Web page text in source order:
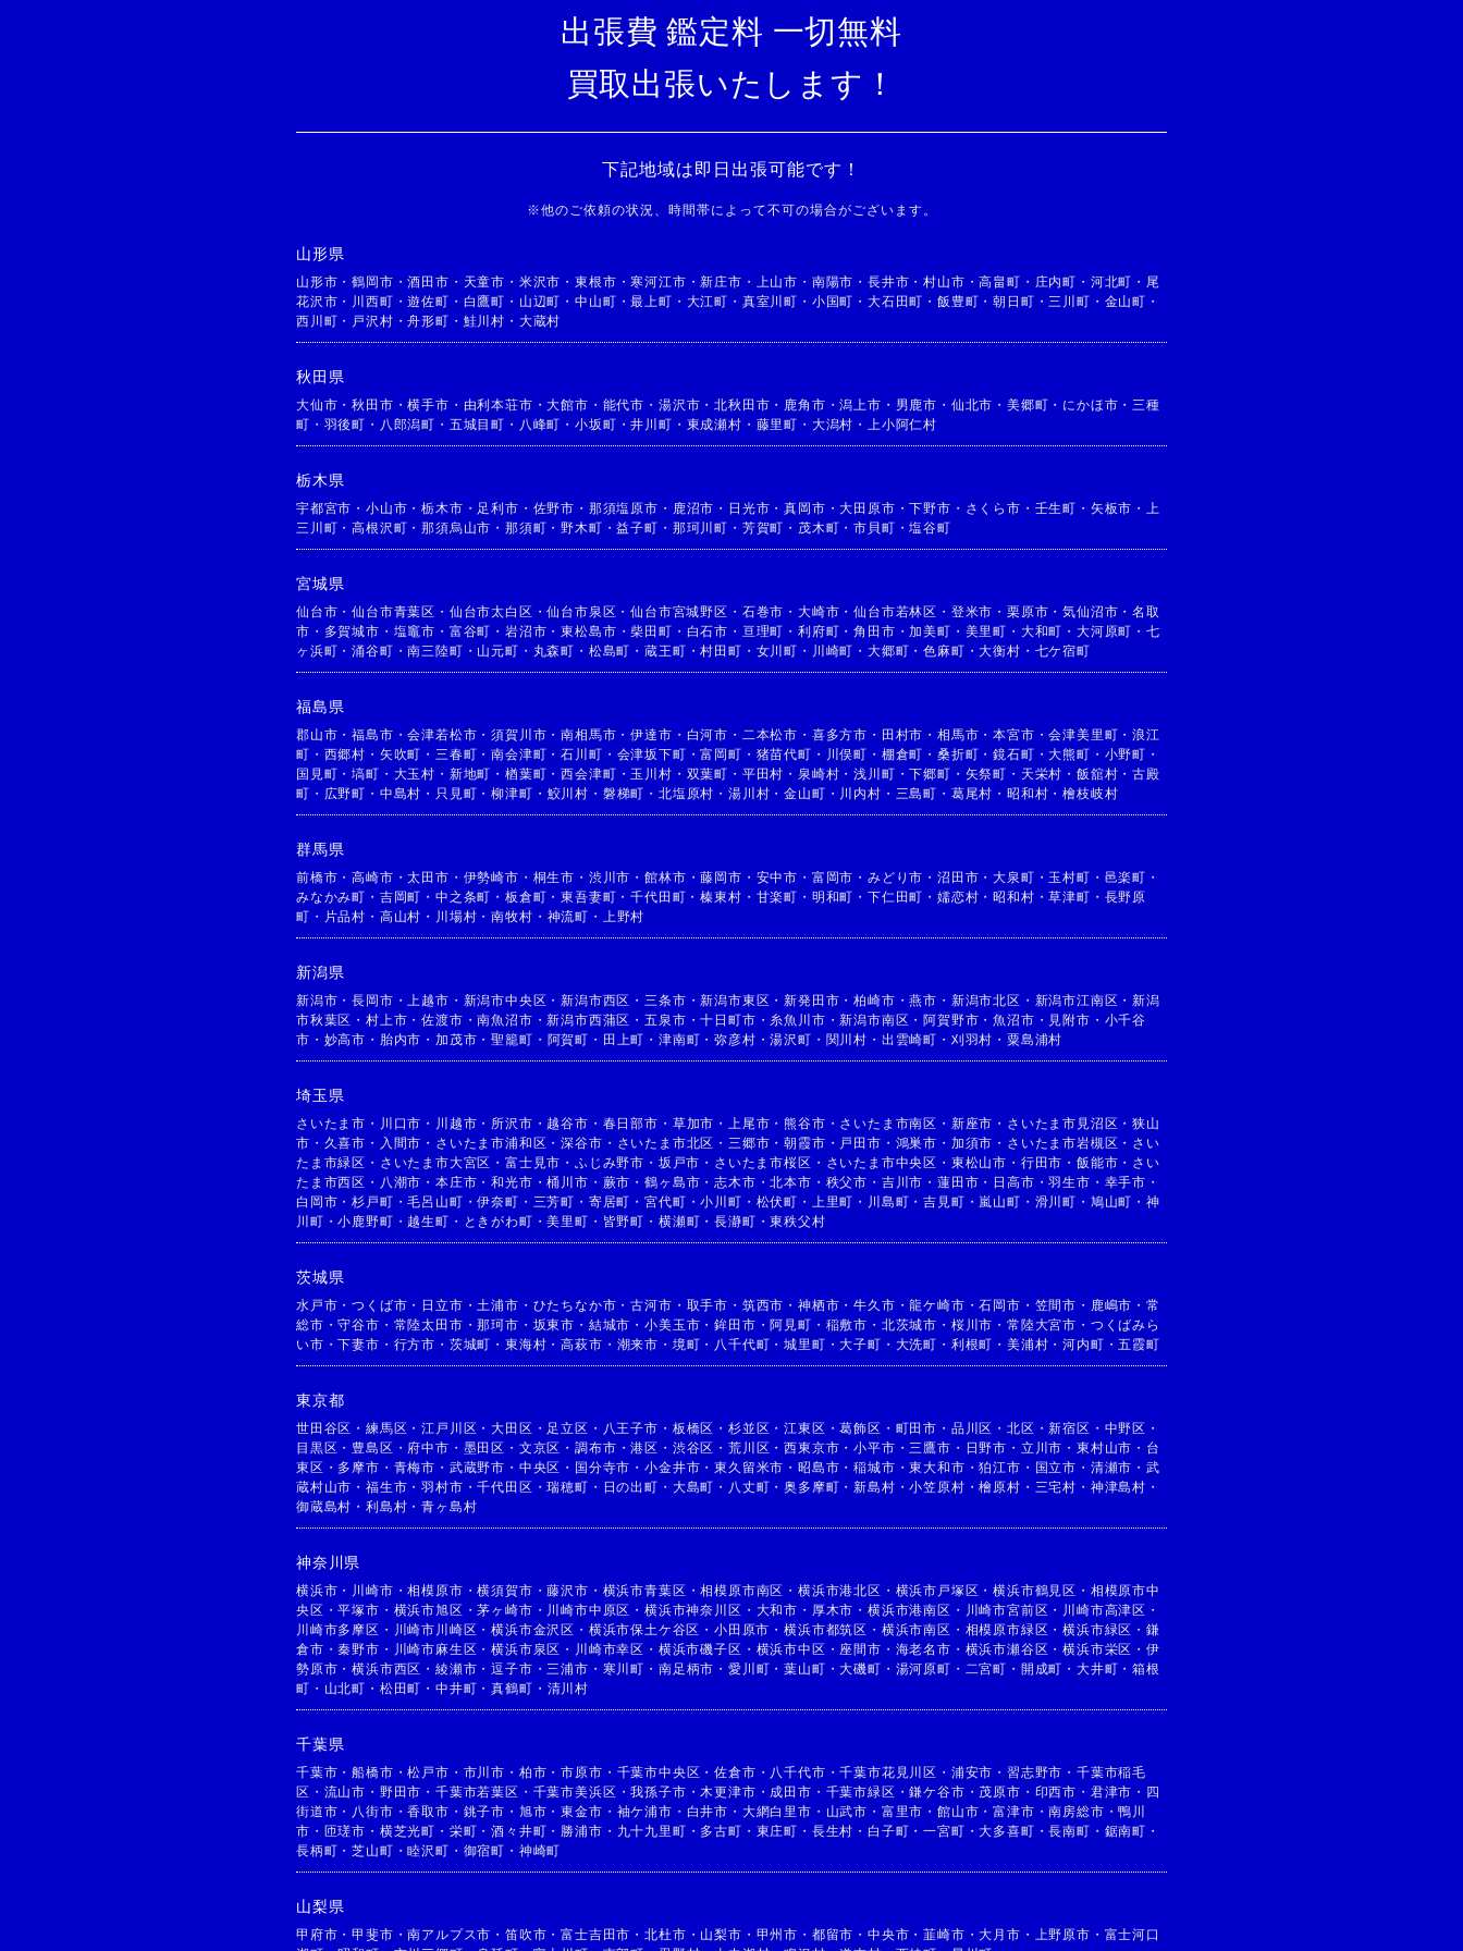
出張費 鑑定料 一切無料
買取出張いたします！
下記地域は即日出張可能です！
※他のご依頼の状況、時間帯によって不可の場合がございます。
山形県
山形市 ・鶴岡市 ・酒田市 ・ 天童市 ・ 米沢市 ・東根市 ・寒河江市 ・新庄市 ・ 上山市 ・ 南陽市 ・ 長井市 ・村山市 ・高畠町 ・ 庄内町 ・ 河北町 ・ 尾
花沢市 ・ 川西町 ・遊佐町 ・ 白鷹町 ・ 山辺町 ・中山町 ・最上町 ・ 大江町 ・ 真室川町 ・ 小国町 ・ 大石田町 ・ 飯豊町 ・朝日町 ・三川町 ・ 金山町 ・
西川町 ・ 戸沢村 ・舟形町 ・ 鮭川村 ・ 大蔵村
秋田県
大仙市 ・秋田市 ・横手市 ・ 由利本荘市 ・大館市 ・ 能代市 ・ 湯沢市 ・北秋田市 ・ 鹿角市 ・潟上市 ・ 男鹿市 ・ 仙北市 ・美郷町 ・ にかほ市 ・三種
町 ・ 羽後町 ・ 八郎潟町 ・ 五城目町 ・ 八峰町 ・小坂町 ・井川町 ・ 東成瀬村 ・ 藤里町 ・ 大潟村 ・ 上小阿仁村
栃木県
宇都宮市 ・小山市 ・栃木市 ・ 足利市 ・ 佐野市 ・ 那須塩原市 ・ 鹿沼市 ・ 日光市 ・真岡市 ・大田原市 ・下野市 ・ さくら市 ・ 壬生町 ・ 矢板市 ・上
三川町 ・高根沢町 ・那須烏山市 ・那須町 ・野木町 ・益子町 ・ 那珂川町 ・ 芳賀町 ・ 茂木町 ・市貝町 ・塩谷町
宮城県
仙台市 ・仙台市青葉区 ・ 仙台市太白区 ・仙台市泉区 ・仙台市宮城野区 ・ 石巻市 ・ 大崎市 ・仙台市若林区 ・ 登米市 ・ 栗原市 ・気仙沼市 ・名取
市 ・ 多賀城市 ・ 塩竈市 ・ 富谷町 ・岩沼市 ・東松島市 ・柴田町 ・ 白石市 ・ 亘理町 ・ 利府町 ・角田市 ・加美町 ・ 美里町 ・ 大和町 ・大河原町 ・七
ヶ浜町 ・涌谷町 ・南三陸町 ・ 山元町 ・ 丸森町 ・ 松島町 ・蔵王町 ・村田町 ・ 女川町 ・ 川崎町 ・ 大郷町 ・色麻町 ・大衡村 ・ 七ケ宿町
福島県
郡山市 ・福島市 ・会津若松市 ・須賀川市 ・南相馬市 ・伊達市 ・ 白河市 ・ 二本松市 ・ 喜多方市 ・ 田村市 ・ 相馬市 ・本宮市 ・会津美里町 ・浪江
町 ・ 西郷村 ・ 矢吹町 ・三春町 ・南会津町 ・石川町 ・ 会津坂下町 ・富岡町 ・ 猪苗代町 ・ 川俣町 ・ 棚倉町 ・ 桑折町 ・鏡石町 ・大熊町 ・ 小野町 ・
国見町 ・塙町 ・ 大玉村 ・ 新地町 ・楢葉町 ・西会津町 ・ 玉川村 ・ 双葉町 ・ 平田村 ・ 泉崎村 ・浅川町 ・下郷町 ・ 矢祭町 ・ 天栄村 ・飯舘村 ・古殿
町 ・ 広野町 ・ 中島村 ・ 只見町 ・柳津町 ・ 鮫川村 ・ 磐梯町 ・ 北塩原村 ・ 湯川村 ・金山町 ・ 川内村 ・ 三島町 ・ 葛尾村 ・ 昭和村 ・檜枝岐村
群馬県
前橋市 ・高崎市 ・太田市 ・ 伊勢崎市 ・ 桐生市 ・ 渋川市 ・館林市 ・藤岡市 ・ 安中市 ・ 富岡市 ・ みどり市 ・ 沼田市 ・大泉町 ・ 玉村町 ・ 邑楽町 ・
みなかみ町 ・ 吉岡町 ・中之条町 ・板倉町 ・東吾妻町 ・千代田町 ・榛東村 ・ 甘楽町 ・ 明和町 ・ 下仁田町 ・ 嬬恋村 ・ 昭和村 ・草津町 ・ 長野原
町 ・ 片品村 ・ 高山村 ・ 川場村 ・南牧村 ・ 神流町 ・ 上野村
新潟県
新潟市 ・長岡市 ・上越市 ・ 新潟市中央区 ・新潟市西区 ・三条市 ・新潟市東区 ・新発田市 ・柏崎市 ・燕市 ・ 新潟市北区 ・ 新潟市江南区 ・新潟
市秋葉区 ・村上市 ・佐渡市 ・南魚沼市 ・新潟市西蒲区 ・五泉市 ・十日町市 ・ 糸魚川市 ・新潟市南区 ・ 阿賀野市 ・魚沼市 ・ 見附市 ・ 小千谷
市 ・ 妙高市 ・ 胎内市 ・加茂市 ・聖籠町 ・ 阿賀町 ・ 田上町 ・ 津南町 ・弥彦村 ・湯沢町 ・ 関川村 ・ 出雲崎町 ・ 刈羽村 ・粟島浦村
埼玉県
さいたま市 ・ 川口市 ・ 川越市 ・ 所沢市 ・ 越谷市 ・ 春日部市 ・ 草加市 ・ 上尾市 ・熊谷市 ・ さいたま市南区 ・ 新座市 ・ さいたま市見沼区 ・狭山
市 ・ 久喜市 ・ 入間市 ・ さいたま市浦和区 ・深谷市 ・ さいたま市北区 ・ 三郷市 ・朝霞市 ・ 戸田市 ・ 鴻巣市 ・ 加須市 ・ さいたま市岩槻区 ・ さい
たま市緑区 ・ さいたま市大宮区 ・富士見市 ・ふじみ野市 ・ 坂戸市 ・ さいたま市桜区 ・ さいたま市中央区 ・ 東松山市 ・ 行田市 ・ 飯能市 ・ さい
たま市西区 ・ 八潮市 ・本庄市 ・和光市 ・桶川市 ・ 蕨市 ・鶴ヶ島市 ・志木市 ・北本市 ・ 秩父市 ・ 吉川市 ・ 蓮田市 ・ 日高市 ・羽生市 ・ 幸手市 ・
白岡市 ・杉戸町 ・毛呂山町 ・伊奈町 ・ 三芳町 ・ 寄居町 ・宮代町 ・小川町 ・ 松伏町 ・ 上里町 ・ 川島町 ・吉見町 ・ 嵐山町 ・ 滑川町 ・ 鳩山町 ・神
川町 ・小鹿野町 ・ 越生町 ・ ときがわ町 ・美里町 ・ 皆野町 ・ 横瀬町 ・長瀞町 ・東秩父村
茨城県
水戸市 ・つくば市 ・ 日立市 ・土浦市 ・ ひたちなか市 ・古河市 ・ 取手市 ・ 筑西市 ・ 神栖市 ・牛久市 ・龍ケ崎市 ・石岡市 ・ 笠間市 ・ 鹿嶋市 ・常
総市 ・守谷市 ・ 常陸太田市 ・那珂市 ・ 坂東市 ・ 結城市 ・小美玉市 ・鉾田市 ・ 阿見町 ・ 稲敷市 ・ 北茨城市 ・ 桜川市 ・常陸大宮市 ・ つくばみら
い市 ・下妻市 ・ 行方市 ・ 茨城町 ・東海村 ・高萩市 ・ 潮来市 ・ 境町 ・ 八千代町 ・城里町 ・大子町 ・ 大洗町 ・ 利根町 ・美浦村 ・河内町 ・五霞町
東京都
世田谷区 ・練馬区 ・江戸川区 ・大田区 ・ 足立区 ・ 八王子市 ・ 板橋区 ・ 杉並区 ・江東区 ・葛飾区 ・ 町田市 ・ 品川区 ・北区 ・新宿区 ・ 中野区 ・
目黒区 ・ 豊島区 ・ 府中市 ・ 墨田区 ・ 文京区 ・調布市 ・港区 ・ 渋谷区 ・ 荒川区 ・西東京市 ・小平市 ・三鷹市 ・ 日野市 ・ 立川市 ・東村山市 ・ 台
東区 ・ 多摩市 ・ 青梅市 ・ 武蔵野市 ・ 中央区 ・ 国分寺市 ・小金井市 ・東久留米市 ・ 昭島市 ・稲城市 ・東大和市 ・狛江市 ・ 国立市 ・ 清瀬市 ・武
蔵村山市 ・福生市 ・羽村市 ・千代田区 ・瑞穂町 ・ 日の出町 ・ 大島町 ・ 八丈町 ・奥多摩町 ・新島村 ・小笠原村 ・檜原村 ・ 三宅村 ・ 神津島村 ・
御蔵島村 ・利島村 ・青ヶ島村
神奈川県
横浜市 ・ 川崎市 ・相模原市 ・横須賀市 ・藤沢市 ・ 横浜市青葉区 ・相模原市南区 ・ 横浜市港北区 ・ 横浜市戸塚区 ・横浜市鶴見区 ・ 相模原市中
央区 ・平塚市 ・ 横浜市旭区 ・茅ヶ崎市 ・ 川崎市中原区 ・横浜市神奈川区 ・ 大和市 ・ 厚木市 ・ 横浜市港南区 ・ 川崎市宮前区 ・ 川崎市高津区 ・
川崎市多摩区 ・ 川崎市川崎区 ・横浜市金沢区 ・ 横浜市保土ケ谷区 ・小田原市 ・横浜市都筑区 ・ 横浜市南区 ・ 相模原市緑区 ・横浜市緑区 ・ 鎌
倉市 ・秦野市 ・ 川崎市麻生区 ・横浜市泉区 ・ 川崎市幸区 ・ 横浜市磯子区 ・ 横浜市中区 ・ 座間市 ・ 海老名市 ・ 横浜市瀬谷区 ・横浜市栄区 ・ 伊
勢原市 ・横浜市西区 ・綾瀬市 ・逗子市 ・三浦市 ・ 寒川町 ・ 南足柄市 ・ 愛川町 ・葉山町 ・大磯町 ・ 湯河原町 ・ 二宮町 ・ 開成町 ・大井町 ・箱根
町 ・ 山北町 ・ 松田町 ・中井町 ・真鶴町 ・ 清川村
千葉県
千葉市 ・船橋市 ・松戸市 ・ 市川市 ・ 柏市 ・市原市 ・ 千葉市中央区 ・佐倉市 ・ 八千代市 ・千葉市花見川区 ・ 浦安市 ・習志野市 ・千葉市稲毛
区 ・ 流山市 ・ 野田市 ・千葉市若葉区 ・ 千葉市美浜区 ・我孫子市 ・木更津市 ・ 成田市 ・ 千葉市緑区 ・鎌ケ谷市 ・ 茂原市 ・ 印西市 ・ 君津市 ・ 四
街道市 ・ 八街市 ・香取市 ・ 銚子市 ・ 旭市 ・東金市 ・ 袖ケ浦市 ・ 白井市 ・ 大網白里市 ・ 山武市 ・ 富里市 ・ 館山市 ・富津市 ・南房総市 ・鴨川
市 ・ 匝瑳市 ・ 横芝光町 ・ 栄町 ・酒々井町 ・ 勝浦市 ・ 九十九里町 ・ 多古町 ・ 東庄町 ・ 長生村 ・ 白子町 ・一宮町 ・大多喜町 ・長南町 ・ 鋸南町 ・
長柄町 ・芝山町 ・睦沢町 ・ 御宿町 ・ 神崎町
山梨県
甲府市 ・甲斐市 ・南アルプス市 ・笛吹市 ・富士吉田市 ・北杜市 ・ 山梨市 ・ 甲州市 ・ 都留市 ・ 中央市 ・韮崎市 ・大月市 ・ 上野原市 ・ 富士河口